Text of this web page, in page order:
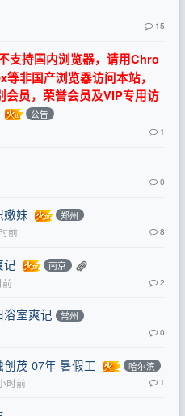
15
支持国内浏览器，请用Chro
非国产浏览器访问本站，
会员，荣誉会员及VIP专用访
公告
1
0
嫩妹 郑州
前 8
记 南京
2
浴室爽记 常州
0
茂 07年 暑假工 哈尔滨
时前 1